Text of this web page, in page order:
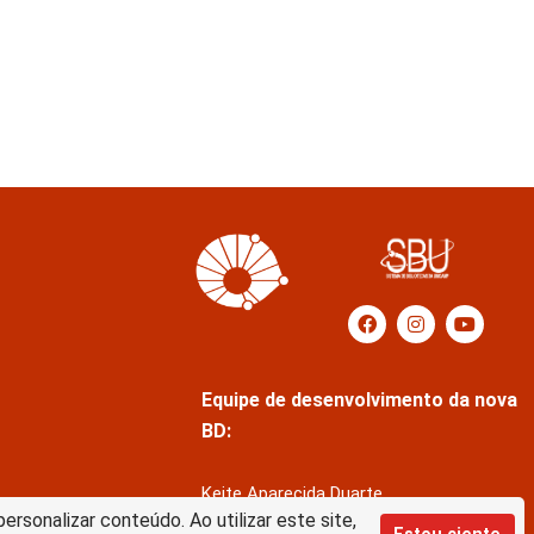
conteúdo. Ao utilizar este site,
Equipe de desenvolvimento da nova
BD:
Keite Aparecida Duarte
Márcio Vinícius de Jesus Almeida